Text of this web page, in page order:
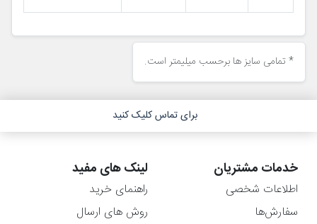
* تمامی سایز ها برحسب میلیمتر است.
برای تماس کلیک کنید
خدمات مشتریان
اطلاعات شخصی
سفارش‌ها
لینک های مفید
راهنمای خرید
روش های ارسال